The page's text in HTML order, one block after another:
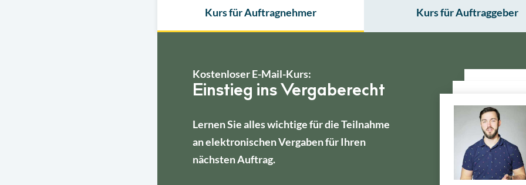
Kurs für Auftragnehmer Kurs für Auftraggeber
Kostenloser E-Mail-Kurs:
Einstieg ins Vergaberecht
Lernen Sie alles wichtige für die Teilnahme
an elektronischen Vergaben für Ihren
nächsten Auftrag.